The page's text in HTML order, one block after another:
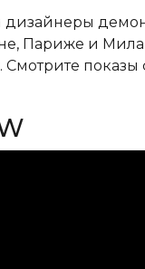
дизайнеры
Париже и
показы